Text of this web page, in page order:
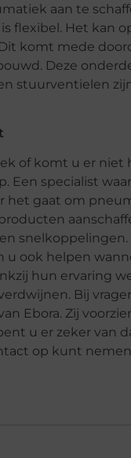
aan te
flexibel. Het kan
komt mede
Deze
stuurventielen
of komt u er niet
Een specialist
het gaat om
u ook helpen
hun ervaring
Bij
Ebora. Zij
u er zeker van
op kunt